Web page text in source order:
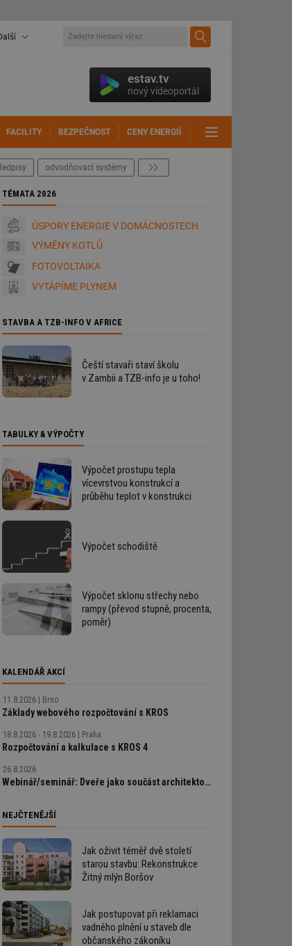
estav.tv
nový videoportál
FACILITY BEZPEČNOST CENY ENERGIÍ
odvodňovací systémy
TÉMATA 2026
ÚSPORY ENERGIE V DOMÁCNOSTECH
VÝMĚNY KOTLŮ
FOTOVOLTAIKA
VYTÁPÍME PLYNEM
STAVBA A TZB-INFO V AFRICE
Čeští stavaři staví školu
v Zambii a TZB-info je u toho!
TABULKY & VÝPOČTY
Výpočet prostupu tepla
vícevrstvou konstrukcí a
průběhu teplot v konstrukci
Výpočet schodiště
Výpočet sklonu střechy nebo
rampy (převod stupně, procenta,
poměr)
KALENDÁŘ AKCÍ
11.8.2026 Brno
Základy webového rozpočtování s KROS
18.8.2026 - 19.8.2026 Praha
Rozpočtování a kalkulace s KROS 4
26.8.2026
Webinář/seminář: Dveře jako součást architektonického detailu, technické řešení bez chyb
NEJČTENĚJŠÍ
Jak oživit téměř dvě století
starou stavbu: Rekonstrukce
Žitný mlýn Boršov
Jak postupovat při reklamaci
vadného plnění u staveb dle
občanského zákoníku